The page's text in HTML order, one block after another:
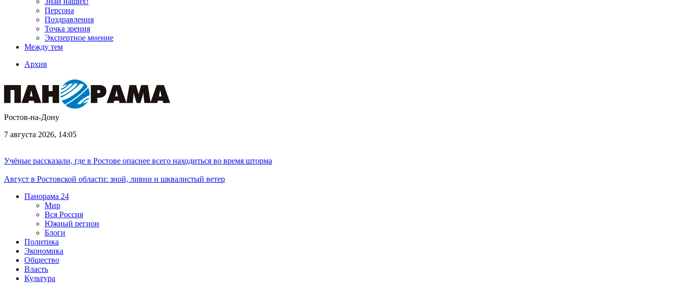
Персона
Поздравления
Точка зрения
Экспертное мнение
Между тем
Архив
Ростов-на-Дону
7 августа 2026, 14:05
Учёные рассказали, где в Ростове опаснее всего находиться во время шторма
Август в Ростовской области: зной, ливни и шквалистый ветер
Панорама 24
Мир
Вся Россия
Южный регион
Блоги
Политика
Экономика
Общество
Власть
Культура